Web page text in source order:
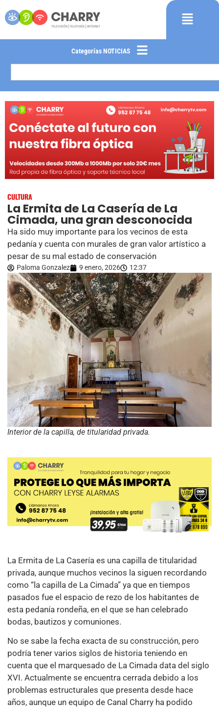
Categorías NOTICIAS
CULTURA
La Ermita de La Casería de La
Cimada, una gran desconocida
Ha sido muy importante para los vecinos de esta
pedanía y cuenta con murales de gran valor artístico a
pesar de su mal estado de conservación
Paloma Gonzalez 9 enero, 2026 12:37
Interior de la capilla, de titularidad privada.
La Ermita de La Casería es una capilla de titularidad
privada, aunque muchos vecinos la siguen recordando
como “la capilla de La Cimada” ya que en tiempos
pasados fue el espacio de rezo de los habitantes de
esta pedanía rondeña, en el que se han celebrado
bodas, bautizos y comuniones.
No se sabe la fecha exacta de su construcción, pero
podría tener varios siglos de historia teniendo en
cuenta que el marquesado de La Cimada data del siglo
XVI. Actualmente se encuentra cerrada debido a los
problemas estructurales que presenta desde hace
años, aunque un equipo de Canal Charry ha podido